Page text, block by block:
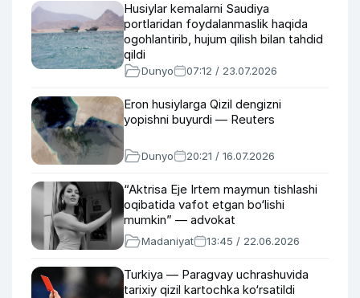
Husiylar kemalarni Saudiya
portlaridan foydalanmaslik haqida
ogohlantirib, hujum qilish bilan tahdid
qildi
Dunyo 07:12 / 23.07.2026
Eron husiylarga Qizil dengizni
yopishni buyurdi — Reuters
Dunyo 20:21 / 16.07.2026
“Aktrisa Eje Irtem maymun tishlashi
oqibatida vafot etgan bo‘lishi
mumkin” — advokat
Madaniyat 13:45 / 22.06.2026
Turkiya — Paragvay uchrashuvida
tarixiy qizil kartochka ko‘rsatildi